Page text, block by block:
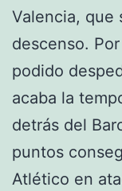
Valencia, que
descenso.
podido
acaba la
detrás del
puntos
Atlético en